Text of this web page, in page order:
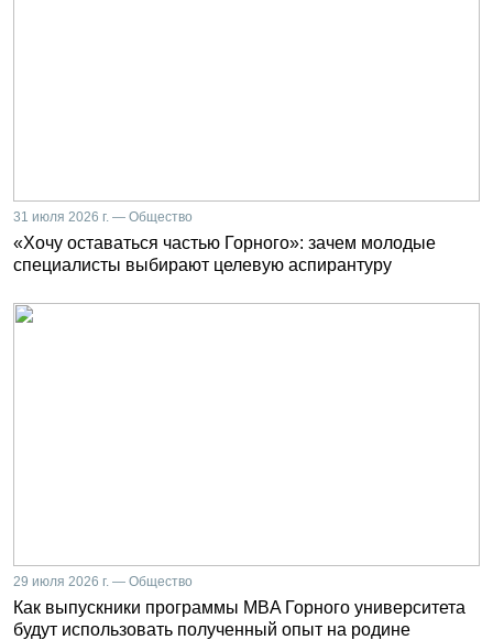
31 июля 2026 г. — Общество
«Хочу оставаться частью Горного»: зачем молодые
специалисты выбирают целевую аспирантуру
29 июля 2026 г. — Общество
Как выпускники программы MBA Горного университета
будут использовать полученный опыт на родине